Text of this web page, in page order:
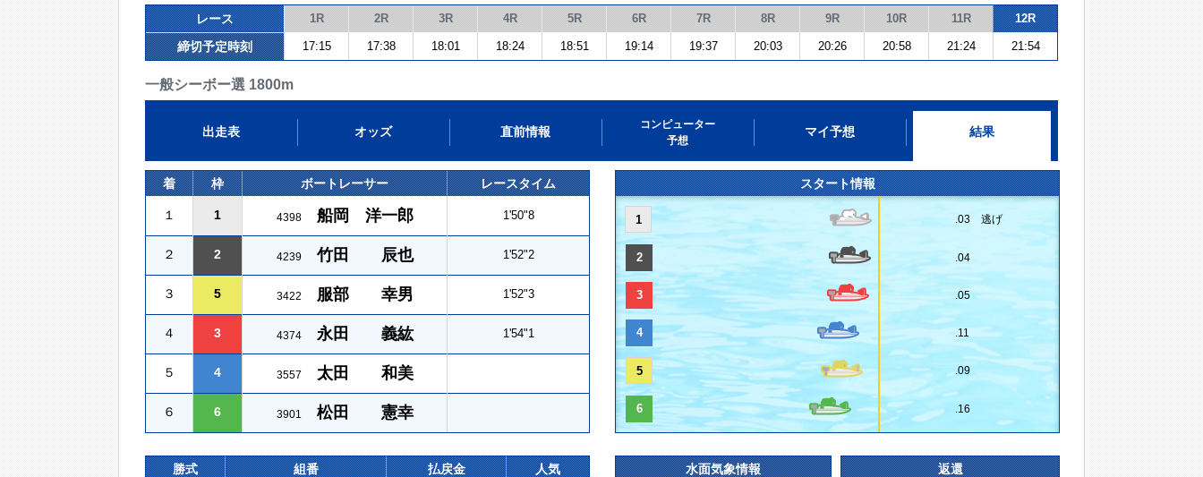
レース 1R 2R 3R 4R 5R 6R 7R 8R 9R 10R 11R 12R
締切予定時刻 17:15 17:38 18:01 18:24 18:51 19:14 19:37 20:03 20:26 20:58 21:24 21:54
一般シーボー選 1800m
出走表 オッズ 直前情報
コンピューター
予想
マイ予想 結果
着 枠 ボートレーサー レースタイム
１ 1 4398 船岡 洋一郎 1'50"8
２ 2 4239 竹田 辰也 1'52"2
３ 5 3422 服部 幸男 1'52"3
４ 3 4374 永田 義紘 1'54"1
５ 4 3557 太田 和美
６ 6 3901 松田 憲幸
スタート情報
1 .03 逃げ
2 .04
3 .05
4 .11
5 .09
6 .16
勝式 組番 払戻金 人気 水面気象情報 返還